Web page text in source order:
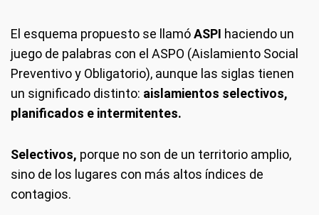
El esquema propuesto se llamóASPI haciendo un
juego de palabras con el ASPO (Aislamiento Social
Preventivo y Obligatorio), aunque las siglas tienen
un significado distinto: aislamientos selectivos,
planificados e intermitentes.
Selectivos, porque no son de un territorio amplio,
sino de los lugares con más altos índices de
contagios.